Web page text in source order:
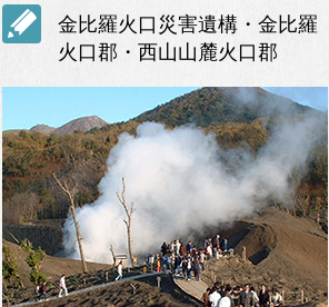
金比羅火口災害遺構・金比羅
火口郡・西山山麓火口郡